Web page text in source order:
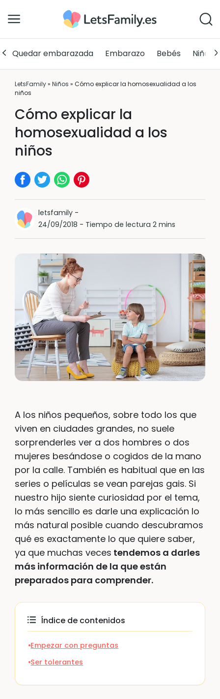
Quedar embarazada Embarazo Bebés Niños
LetsFamily» Niños » Cómo explicar la homosexualidad a los
niños
Cómo explicar la
homosexualidad a los
niños
letsfamily -
24/09/2018 - Tiempo de lectura 2 mins
A los niños pequeños, sobre todo los que
viven en ciudades grandes, no suele
sorprenderles ver a dos hombres o dos
mujeres besándose o cogidos de la mano
por la calle. También es habitual que en las
series o películas se vean parejas gais. Si
nuestro hijo siente curiosidad por el tema,
lo más sencillo es darle una explicación lo
más natural posible cuando descubramos
qué es exactamente lo que quiere saber,
ya que muchas veces tendemos a darles
más información de la que están
preparados para comprender.
Índice de contenidos
Empezar con preguntas
Ser tolerantes